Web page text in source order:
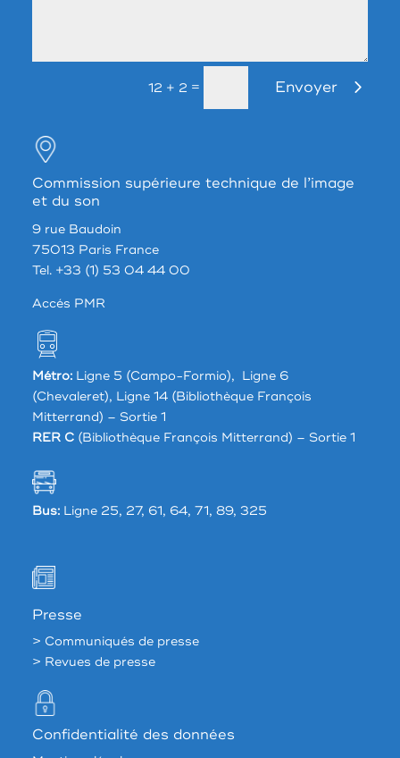
12 + 2 = Envoyer
Commission supérieure technique de l’image
et du son
9 rue Baudoin
75013 Paris France
Tel. +33 (1) 53 04 44 00
Accés PMR
Métro:Ligne 5 (Campo-Formio), Ligne 6
(Chevaleret), Ligne 14 (Bibliothèque François
Mitterrand) – Sortie 1
RER C(Bibliothèque François Mitterrand) – Sortie 1
Bus:Ligne 25, 27, 61, 64, 71, 89, 325
Presse
> Communiqués de presse
> Revues de presse
Confidentialité des données